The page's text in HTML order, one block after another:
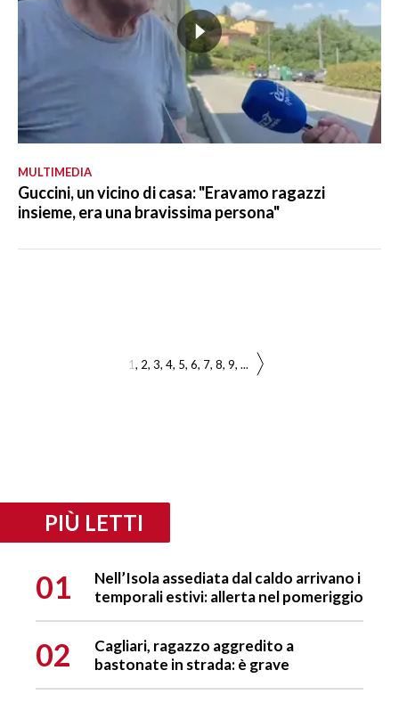
MULTIMEDIA
Guccini, un vicino di casa: "Eravamo ragazzi
insieme, era una bravissima persona"
1 2 3 4 5 6 7 8 9 ...
PIÙ LETTI
01
Nell’Isola assediata dal caldo arrivano i
temporali estivi: allerta nel pomeriggio
02
Cagliari, ragazzo aggredito a
bastonate in strada: è grave